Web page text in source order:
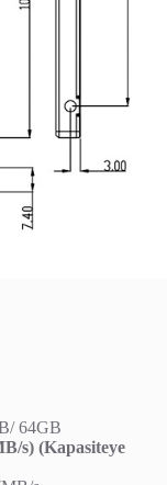
64GB
s) (Kapasiteye